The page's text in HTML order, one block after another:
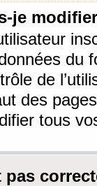
je
du
de
des
tous
pas